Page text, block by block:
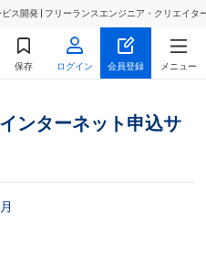
ス開発 | フリーランスエンジニア・クリエイタ
保存 ログイン 会員登録 メニュー
ンターネット申込サ